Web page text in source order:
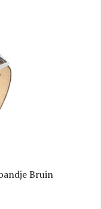
Bruin